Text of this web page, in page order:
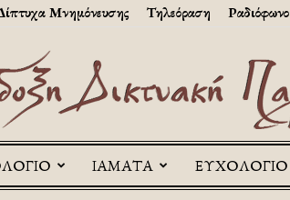
Μνημόνευσης Τηλεόραση Ραδιόφωνο
Askitikon
ΙΑΜΑΤΑ ΕΥΧΟΛΟΓΙΟ